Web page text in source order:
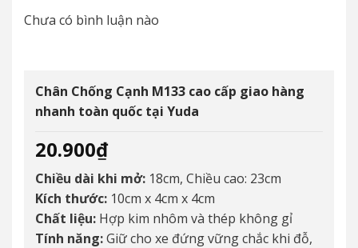
Chưa có bình luận nào
Chân Chống Cạnh M133 cao cấp giao hàng
nhanh toàn quốc tại Yuda
20.900₫
Chiều dài khi mở:18cm, Chiều cao: 23cm
Kích thước:10cm x 4cm x 4cm
Chất liệu:Hợp kim nhôm và thép không gỉ
Tính năng:Giữ cho xe đứng vững chắc khi đỗ,